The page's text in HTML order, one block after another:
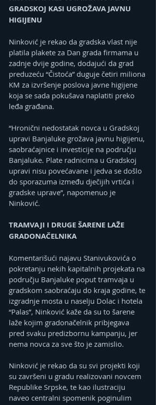
GRADSKOJ KASI UGROŽAVA JAVNU
HIGIJENU
Ninković je rekao da gradska vlast nije
platila plakete za Dan grada firmama u
zadnje dvije godine, dodajući da grad
preduzeću “Čistoća” duguje četiri miliona
KM za izvršenje poslova javne higijene
koja se sada pokušava naplatiti preko
leđa građana.
“Hronični nedostatak novca u Gradskoj
upravi Banjaluke grožava javnu higijenu,
saobraćajnice i investicije na području
Banjaluke. Plate radnicima u Gradskoj
upravi nisu povećavane i jedva se došlo
do sporazuma između dječijih vrtića i
gradske uprave”, napomenuo je
Ninković.
TRAMVAJI I DRUGE ŠARENE LAŽE
GRADONAČELNIKA
Komentarišući najavu Stanivukovića o
pokretanju nekih kapitalnih projekata na
području Banjaluke poput tramvaja u
gradskom saobraćaju do kraja godine, te
izgradnje mosta u naselju Dolac i hotela
“Palas”, Ninković kaže da su to šarene
laže kojim gradonačelnik pribjegava
pred svaku predizbornu kampanju, jer
nema novca za sve što je zamislio.
Ninković je rekao da su svi projekti koji
su završeni u gradu realizovani novcem
Republike Srpske, te kao ilustraciju
naveo centralni spomenik poginulim